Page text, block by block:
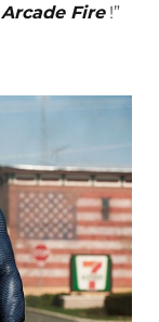
Arcade Fire!”